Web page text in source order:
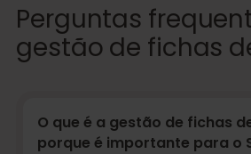
Perguntas
gestão de fichas
O que é a gestão de fichas
porque é importante para o